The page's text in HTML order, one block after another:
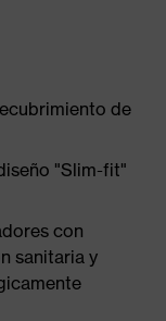
de
"Slim-fit"
con
sanitaria y